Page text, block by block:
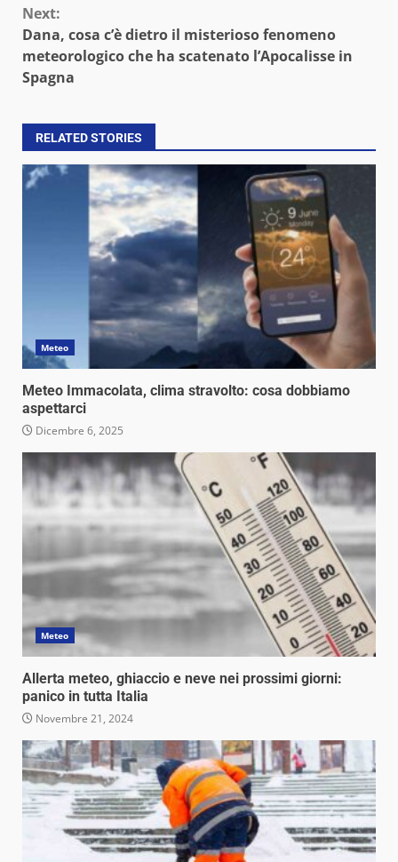
Next:
Dana, cosa c’è dietro il misterioso fenomeno
meteorologico che ha scatenato l’Apocalisse in
Spagna
RELATED STORIES
Meteo
Meteo Immacolata, clima stravolto: cosa dobbiamo
aspettarci
Dicembre 6, 2025
Meteo
Allerta meteo, ghiaccio e neve nei prossimi giorni:
panico in tutta Italia
Novembre 21, 2024